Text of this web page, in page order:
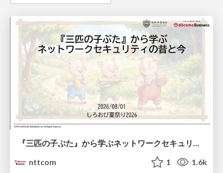
『三匹の子ぶた』から学ぶネットワークセキュリティの昔と今 / Network Security: Then and Now Through the Lens of The Three Little Pigs
nttcom
1 1.6k